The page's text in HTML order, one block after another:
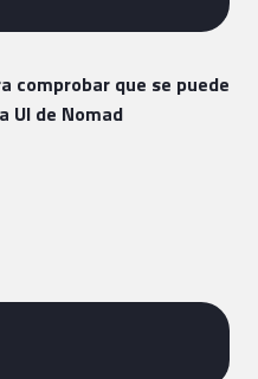
comprobar que se puede
UI de Nomad